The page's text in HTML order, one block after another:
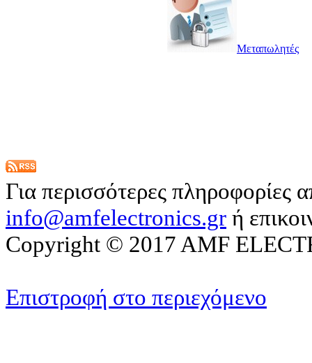
Μεταπωλητές
Για περισσότερες πληροφορίες
info@amfelectronics.gr ή
Copyright © 2017 AMF
Επιστροφή στο περιεχόμενο